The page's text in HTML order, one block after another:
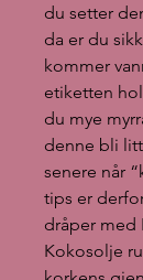
du setter
da er du
kommer
etiketten
du mye
denne bli
senere når
tips er
dråper med
Kokosolje